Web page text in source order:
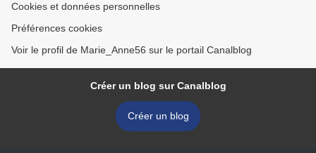
Cookies et données personnelles
Préférences cookies
Voir le profil de Marie_Anne56 sur le portail Canalblog
Créer un blog sur Canalblog
Créer un blog